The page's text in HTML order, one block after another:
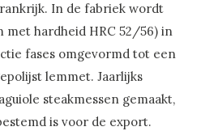
In de fabriek wordt
met hardheid HRC 52/56) in
fases omgevormd tot een
lemmet. Jaarlijks
steakmessen gemaakt,
is voor de export.